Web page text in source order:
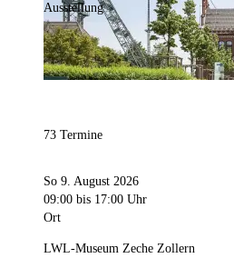
Ausstellung
73 Termine
So 9. August 2026
09:00 bis 17:00 Uhr
Ort
LWL-Museum Zeche Zollern